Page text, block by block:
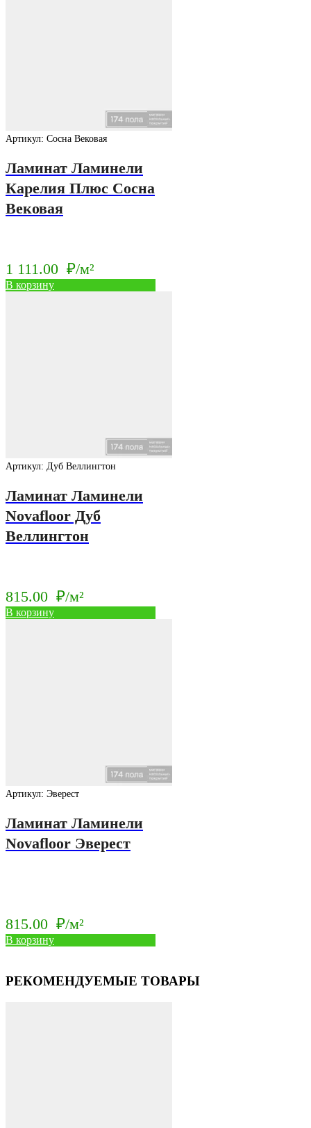
Артикул: Сосна Вековая
Ламинат Ламинели
Карелия Плюс Сосна
Вековая
1 111.00 ₽/м²
В корзину
Артикул: Дуб Веллингтон
Ламинат Ламинели
Novafloor Дуб
Веллингтон
815.00 ₽/м²
В корзину
Артикул: Эверест
Ламинат Ламинели
Novafloor Эверест
815.00 ₽/м²
В корзину
РЕКОМЕНДУЕМЫЕ ТОВАРЫ